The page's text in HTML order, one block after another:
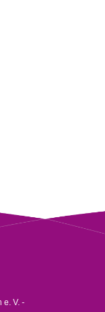
e. V. -